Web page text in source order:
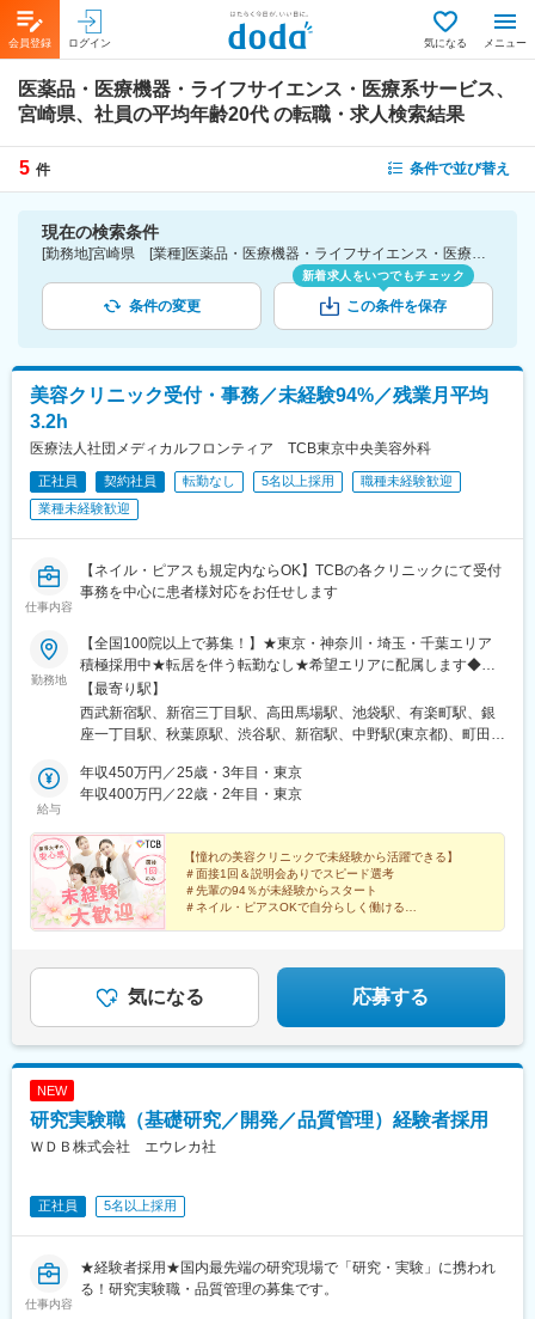
会員登録 ログイン 気になる メニュー
医薬品・医療機器・ライフサイエンス・医療系サービス、
宮崎県、社員の平均年齢20代 の転職・求人検索結果
5 件 条件で並び替え
現在の検索条件
[勤務地]宮崎県 [業種]医薬品・医療機器・ライフサイエンス・医療系サービス [詳細条件](社員の平均年齢)20代
条件の変更
新着求人をいつでもチェック
この条件を保存
美容クリニック受付・事務／未経験94%／残業月平均
3.2h
医療法人社団メディカルフロンティア TCB東京中央美容外科
正社員 契約社員 転勤なし 5名以上採用
職種未経験歓迎
業種未経験歓迎
仕事内容
【ネイル・ピアスも規定内ならOK】TCBの各クリニックにて受付
事務を中心に患者様対応をお任せします
勤務地
【全国100院以上で募集！】★東京・神奈川・埼玉・千葉エリア
積極採用中★転居を伴う転勤なし★希望エリアに配属します◆ク
リニック一覧＜全国100院以上展開＞【北海道・東北】旭川駅前
院、青森院、盛岡院、秋田院、山形院、仙台駅前院、福島院、郡
山院 など【関東】新宿東口院、池袋駅前院、品川院、秋葉原
横浜院、大宮東口院、水戸院、つくば院、宇都宮院、高崎院、前
橋院 など【中部】名古屋駅前院 、名古屋栄院、金山院、岐阜
院、長野院、松本院、山梨甲府駅前院 など【近畿】梅田大阪駅
前院、大阪阪急梅田駅前院、枚方院、天王寺院、堺院、なんば
院、心斎橋院、京都駅前院、奈良院、和歌山院、四日市院 など
【中四国】広島院、福山院、松山院、高松院、高知院、徳島院、
松江院、周南徳山駅ビル院 など【九州・沖縄】小倉院、佐賀
煙対策】屋内原則禁煙
【最寄り駅】
西武新宿駅、新宿三丁目駅、高田馬場駅、池袋駅、有楽町駅、銀
座一丁目駅、秋葉原駅、渋谷駅、新宿駅、中野駅(東京都)、町田
浜駅、横浜駅、川崎駅、藤沢駅、本厚木駅、大宮駅(埼玉県)、川口
駅、川越駅、南越谷駅、宇都宮駅、水戸駅、つくば駅、千葉駅、
駅、さっぽろ駅、あおば通駅、福島駅(福島県)、郡山駅(福島県)、
青森駅、盛岡駅、山形駅、秋田駅、矢場町駅、近鉄名古屋駅、金
山駅(愛知県)、豊田市駅、駅前大通駅、名鉄岐阜駅、静岡駅、新浜
松駅、三島広小路駅、長野駅、松本駅、北鉄金沢駅、新潟駅、近
鉄四日市駅、電鉄富山駅、福井駅、甲府駅、東梅田駅、大阪難波
前駅、江坂駅、心斎橋駅、京都駅、烏丸駅、三ノ宮駅、姫路駅、
近鉄奈良駅、和歌山駅、草津駅(滋賀県)、徳山駅、立町駅、福山
王子駅、高輪台駅、奥沢駅、神奈川駅、平沼橋駅、京急川崎駅、
石上駅、新越谷駅、宇都宮駅東口駅、新千葉駅、栄町駅(千葉県)、
駅、三島田町駅、市役所前駅(長野県)、金沢駅、あすなろう四日市
阿部野橋駅、四ツ橋駅、七条駅、四条駅(京都市営)、三宮駅(神戸
新交通)、山陽姫路駅、田中口駅、八丁堀駅(広島県)、高松築港
給与
年収450万円／25歳・3年目・東京
年収400万円／22歳・2年目・東京
【憧れの美容クリニックで未経験から活躍できる】
＃面接1回＆説明会ありでスピード選考
＃先輩の94％が未経験からスタート
＃ネイル・ピアスOKで自分らしく働ける
気になる 応募する
NEW
研究実験職（基礎研究／開発／品質管理）経験者採用
ＷＤＢ株式会社 エウレカ社
正社員 5名以上採用
仕事内容
★経験者採用★国内最先端の研究現場で「研究・実験」に携われ
る！研究実験職・品質管理の募集です。